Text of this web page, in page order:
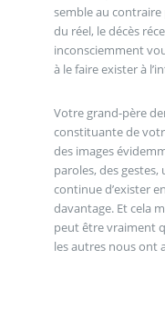
semble au
du réel, le décès
inconsciemment
à le faire exister à
Votre grand-père
constituante de
des images
paroles, des gestes,
continue d’exister
davantage. Et cela
peut être vraiment
les autres nous ont